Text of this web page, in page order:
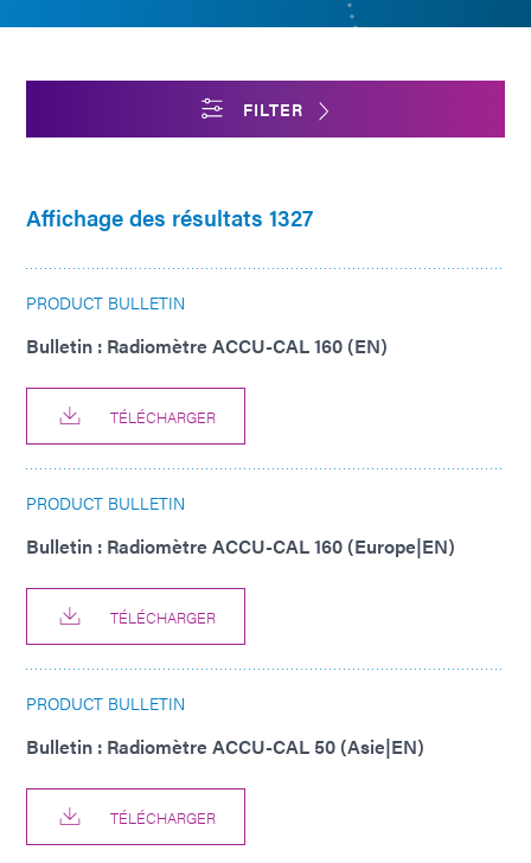
FILTER
Affichage des résultats 1327
PRODUCT BULLETIN
Bulletin : Radiomètre ACCU-CAL 160 (EN)
TÉLÉCHARGER
PRODUCT BULLETIN
Bulletin : Radiomètre ACCU-CAL 160 (Europe|EN)
TÉLÉCHARGER
PRODUCT BULLETIN
Bulletin : Radiomètre ACCU-CAL 50 (Asie|EN)
TÉLÉCHARGER